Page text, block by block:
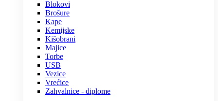
Blokovi
Brošure
Kape
Kemijske
Kišobrani
Majice
Torbe
USB
Vezice
Vrećice
Zahvalnice - diplome